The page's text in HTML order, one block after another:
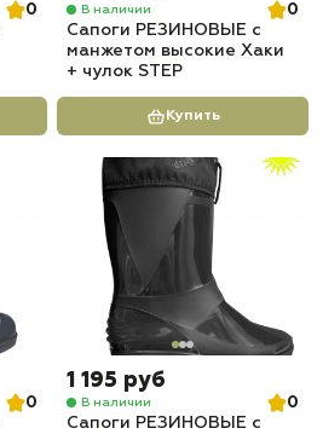
0
В наличии
0
Сапоги РЕЗИНОВЫЕ с
манжетом высокие Хаки
+ чулок STEP
Купить
0
1 195 руб
В наличии
0
Сапоги РЕЗИНОВЫЕ с